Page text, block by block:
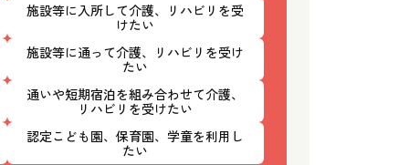
施設等に入所して介護、リハビリを受
けたい
施設等に通って介護、リハビリを受け
たい
通いや短期宿泊を組み合わせて介護、
リハビリを受けたい
認定こども園、保育園、学童を利用し
たい